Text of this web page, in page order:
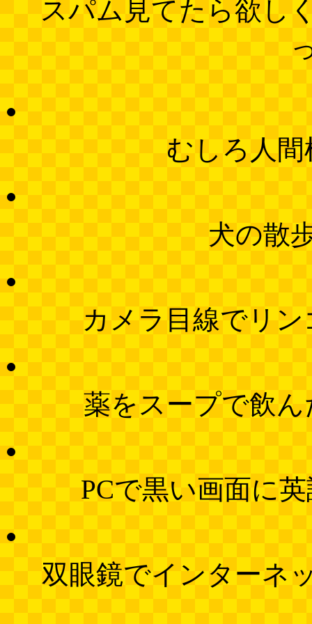
スパム見てたら欲し
むしろ人
犬の散
カメラ目線でリ
薬をスープで飲
PCで黒い画面に
双眼鏡でインターネ